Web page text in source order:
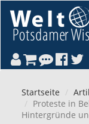
Startseite
Proteste in
Hintergründe